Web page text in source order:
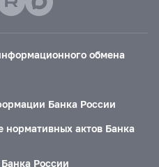
обмена
Банка России
нормативных актов Банка
России